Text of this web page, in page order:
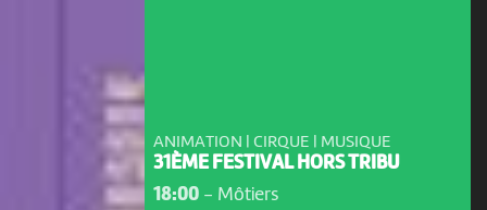
ANIMATION | CIRQUE | MUSIQUE
31ÈME FESTIVAL HORS TRIBU
18:00- Môtiers